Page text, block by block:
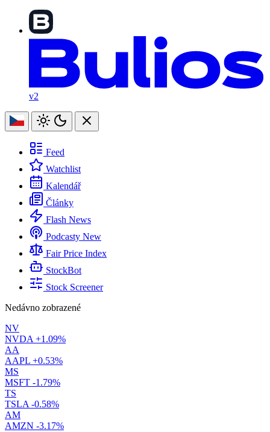
v2
Feed
Watchlist
Kalendář
Články
Flash News
Podcasty New
Fair Price Index
StockBot
Stock Screener
Nedávno zobrazené
NV
NVDA +1.09%
AA
AAPL +0.53%
MS
MSFT -1.79%
TS
TSLA -0.58%
AM
AMZN -3.17%